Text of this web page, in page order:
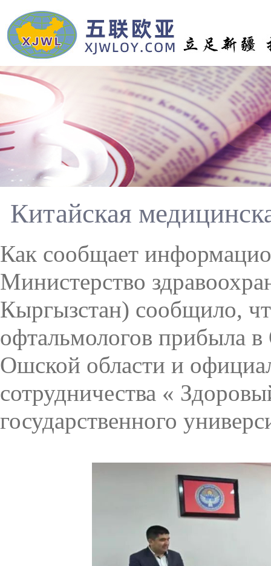
Китайская
Как сообщает
Министерство
Кыргызстан) сообщило,
офтальмологов прибыла
Ошской области и
сотрудничества «
государственного